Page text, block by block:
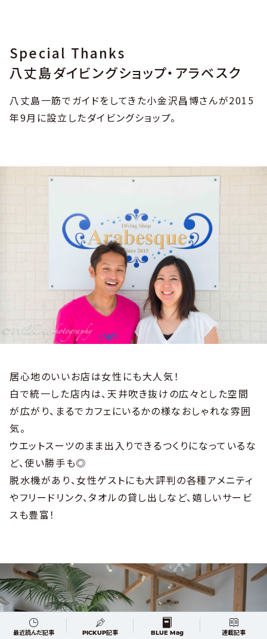
Special Thanks
八丈島ダイビングショップ・アラベスク
八丈島一筋でガイドをしてきた小金沢昌博さんが2015
年9月に設立したダイビングショップ。
居心地のいいお店は女性にも大人気！
白で統一した店内は、天井吹き抜けの広々とした空間
が広がり、まるでカフェにいるかの様なおしゃれな雰囲
気。
ウエットスーツのまま出入りできるつくりになっているな
ど、使い勝手も◎
脱水機があり、女性ゲストにも大評判の各種アメニティ
やフリードリンク、タオルの貸し出しなど、嬉しいサービ
スも豊富！
最近読んだ記事 PICKUP記事 BLUE Mag 連載記事